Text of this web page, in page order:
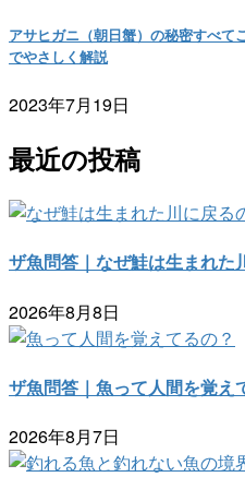
アサヒガニ（朝日蟹）の秘密すべて
でやさしく解説
2023年7月19日
最近の投稿
ザ魚問答｜なぜ鮭は生まれた
2026年8月8日
ザ魚問答｜魚って人間を覚え
2026年8月7日